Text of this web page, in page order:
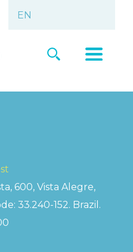
600, Vista Alegre,
33.240-152. Brazil.